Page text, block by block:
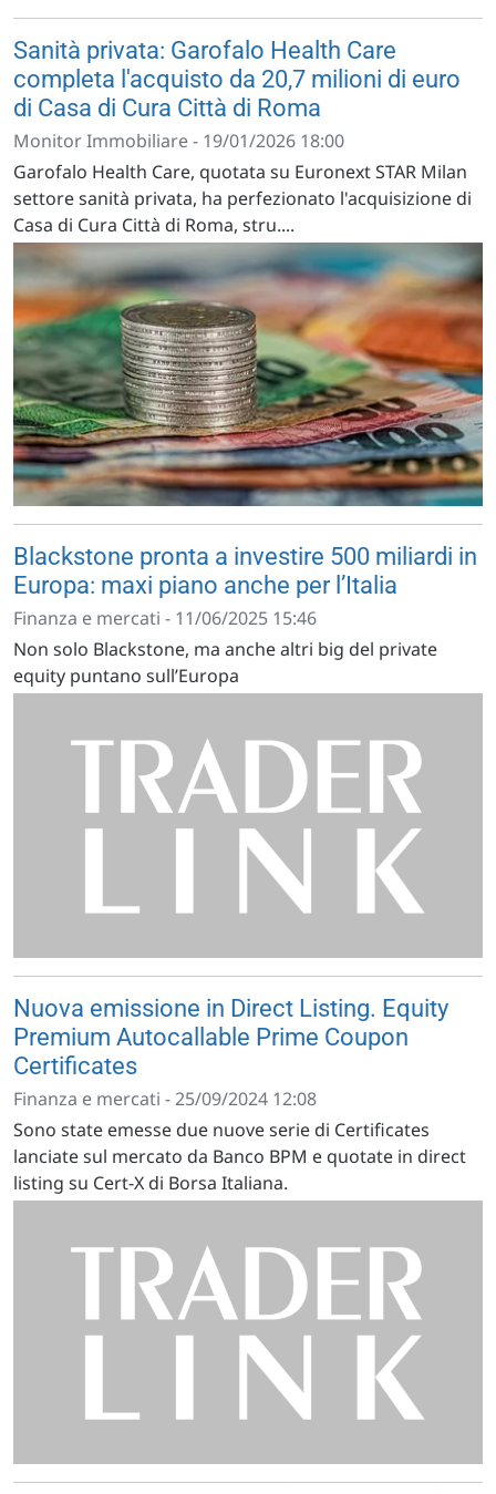
Sanità privata: Garofalo Health Care
completa l'acquisto da 20,7 milioni di euro
di Casa di Cura Città di Roma
Monitor Immobiliare - 19/01/2026 18:00
Garofalo Health Care, quotata su Euronext STAR Milan
settore sanità privata, ha perfezionato l'acquisizione di
Casa di Cura Città di Roma, stru....
Blackstone pronta a investire 500 miliardi in
Europa: maxi piano anche per l’Italia
Finanza e mercati - 11/06/2025 15:46
Non solo Blackstone, ma anche altri big del private
equity puntano sull’Europa
Nuova emissione in Direct Listing. Equity
Premium Autocallable Prime Coupon
Certificates
Finanza e mercati - 25/09/2024 12:08
Sono state emesse due nuove serie di Certificates
lanciate sul mercato da Banco BPM e quotate in direct
listing su Cert-X di Borsa Italiana.